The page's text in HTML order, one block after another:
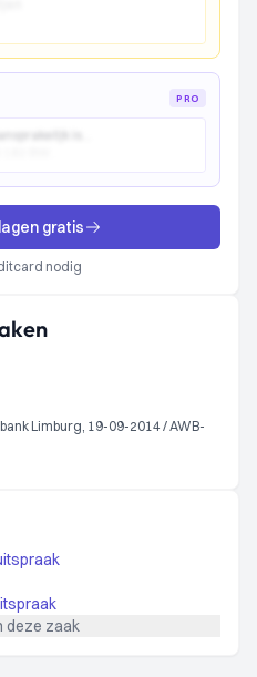
PRO
gratis
nodig
Limburg, 19-09-2014 / AWB-
deze zaak